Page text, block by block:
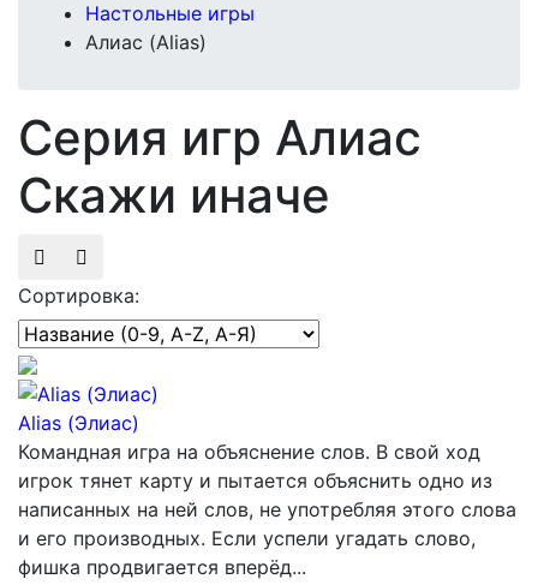
Настольные игры
Алиас (Alias)
Серия игр Алиас
Скажи иначе
Сортировка:
Alias (Элиас)
Командная игра на объяснение слов. В свой ход
игрок тянет карту и пытается объяснить одно из
написанных на ней слов, не употребляя этого слова
и его производных. Если успели угадать слово,
фишка продвигается вперёд...